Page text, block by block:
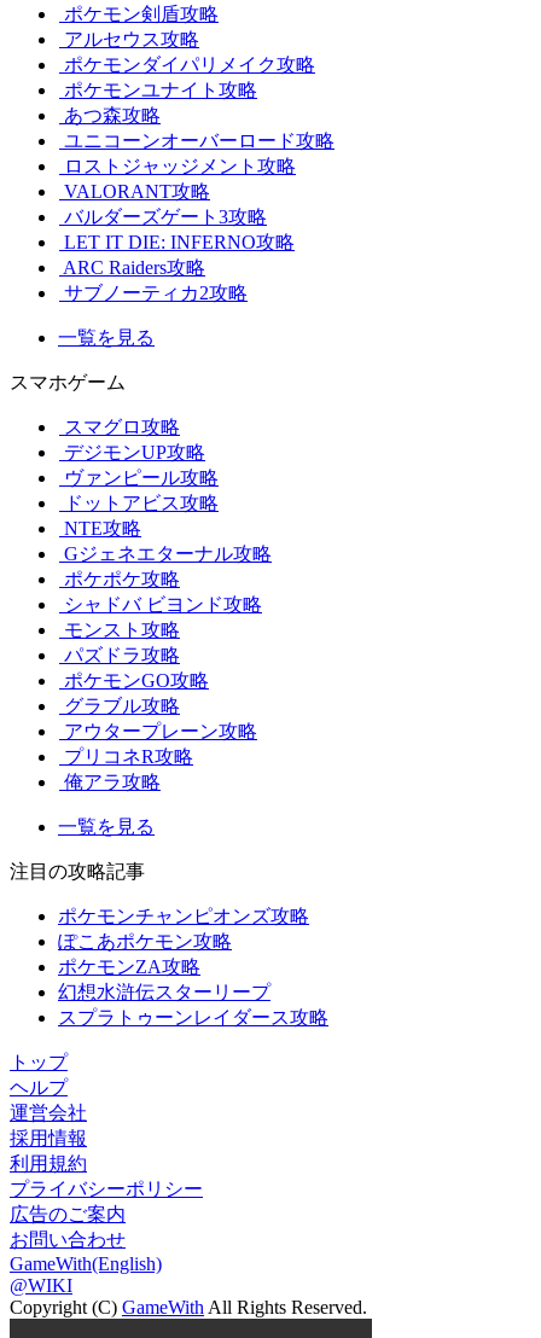
ポケモン剣盾攻略
アルセウス攻略
ポケモンダイパリメイク攻略
ポケモンユナイト攻略
あつ森攻略
ユニコーンオーバーロード攻略
ロストジャッジメント攻略
VALORANT攻略
バルダーズゲート3攻略
LET IT DIE: INFERNO攻略
ARC Raiders攻略
サブノーティカ2攻略
一覧を見る
スマホゲーム
スマグロ攻略
デジモンUP攻略
ヴァンピール攻略
ドットアビス攻略
NTE攻略
Gジェネエターナル攻略
ポケポケ攻略
シャドバ ビヨンド攻略
モンスト攻略
パズドラ攻略
ポケモンGO攻略
グラブル攻略
アウタープレーン攻略
プリコネR攻略
俺アラ攻略
一覧を見る
注目の攻略記事
ポケモンチャンピオンズ攻略
ぽこあポケモン攻略
ポケモンZA攻略
幻想水滸伝スターリープ
スプラトゥーンレイダース攻略
トップ
ヘルプ
運営会社
採用情報
利用規約
プライバシーポリシー
広告のご案内
お問い合わせ
GameWith(English)
@WIKI
Copyright (C) GameWith All Rights Reserved.